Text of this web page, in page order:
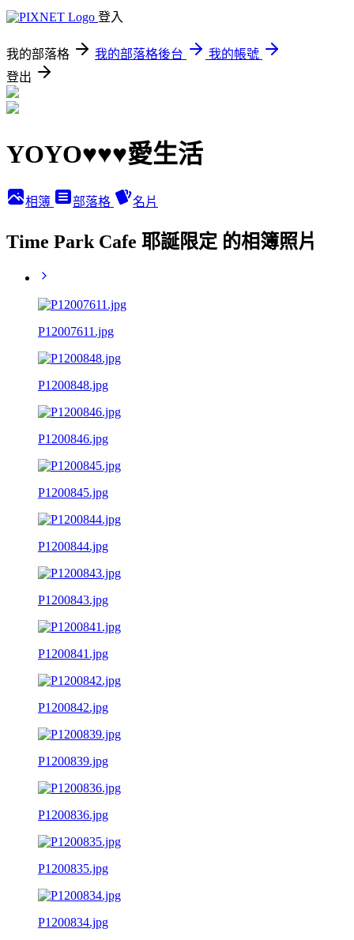
登入
我的部落格 我的部落格後台
我的帳號
登出
YOYO♥♥♥愛生活
相簿 部落格 名片
Time Park Cafe 耶誕限定 的相簿照片
P12007611.jpg
P1200848.jpg
P1200846.jpg
P1200845.jpg
P1200844.jpg
P1200843.jpg
P1200841.jpg
P1200842.jpg
P1200839.jpg
P1200836.jpg
P1200835.jpg
P1200834.jpg